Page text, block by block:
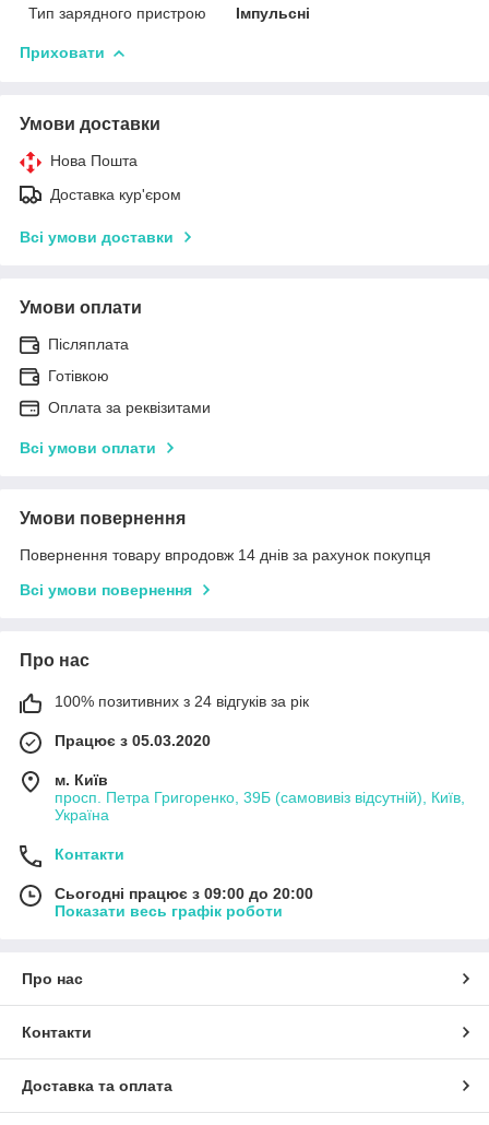
Тип зарядного пристрою
Імпульсні
Приховати
Умови доставки
Нова Пошта
Доставка кур'єром
Всі умови доставки
Умови оплати
Післяплата
Готівкою
Оплата за реквізитами
Всі умови оплати
Умови повернення
Повернення товару впродовж 14 днів за рахунок покупця
Всі умови повернення
Про нас
100% позитивних з 24 відгуків за рік
Працює з 05.03.2020
м. Київ
просп. Петра Григоренко, 39Б (самовивіз відсутній), Київ,
Україна
Контакти
Сьогодні працює з 09:00 до 20:00
Показати весь графік роботи
Про нас
Контакти
Доставка та оплата